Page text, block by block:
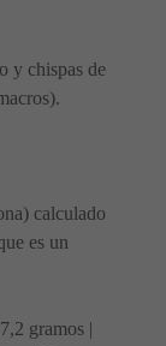
y chispas de
calculado
es un
gramos |